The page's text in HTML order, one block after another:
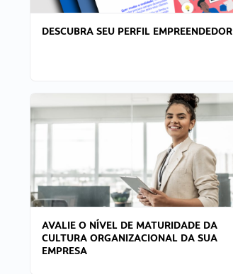
DESCUBRA SEU PERFIL EMPREENDEDOR
AVALIE O NÍVEL DE MATURIDADE DA
CULTURA ORGANIZACIONAL DA SUA
EMPRESA